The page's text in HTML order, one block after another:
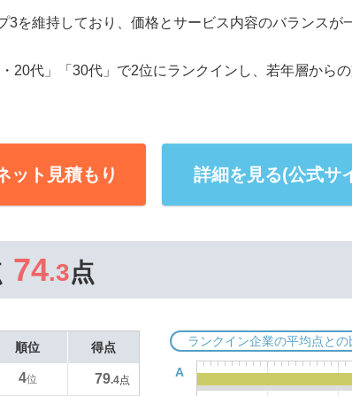
3を維持しており、価格とサービス内容のバランスが
20代」「30代」で2位にランクインし、若年層から
ット見積もり 詳細を見る(公式サ
74.3点
順位 得点
4位 79.4点
ランクイン企業の平均点との
A